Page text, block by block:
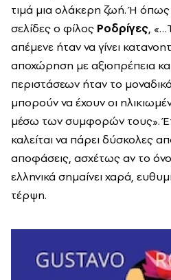
τιμά μια ολάκερη ζωή. Ή όπως
σελίδες ο φίλος Ροδρίγες,
απέμενε ήταν να γίνει
αποχώρηση με αξιοπρέπεια
περιστάσεων ήταν το
μπορούν να έχουν οι
μέσω των συμφορών τους».
καλείται να πάρει δύσκολες
αποφάσεις, ασχέτως αν το
ελληνικά σημαίνει χαρά,
τέρψη.